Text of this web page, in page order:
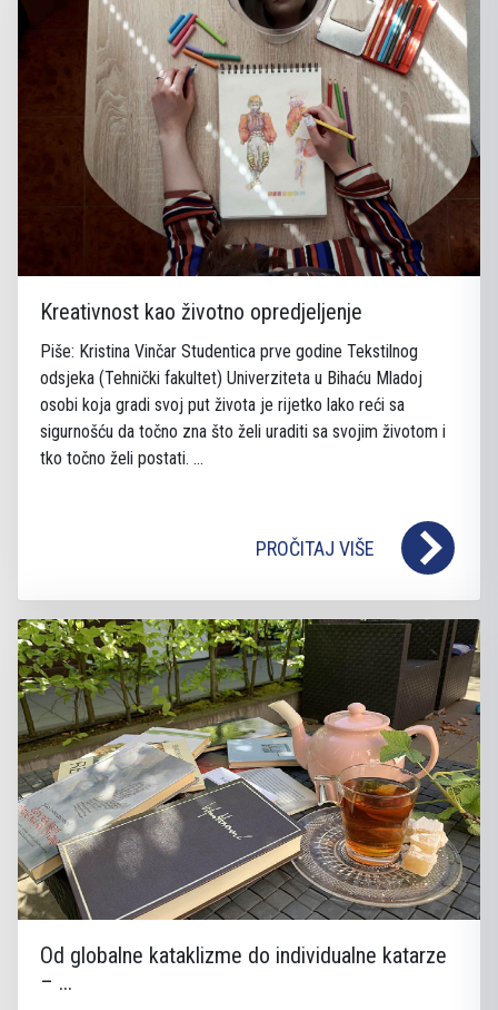
Kreativnost kao životno opredjeljenje
Piše: Kristina Vinčar Studentica prve godine Tekstilnog
odsjeka (Tehnički fakultet) Univerziteta u Bihaću Mladoj
osobi koja gradi svoj put života je rijetko lako reći sa
sigurnošću da točno zna što želi uraditi sa svojim životom i
tko točno želi postati. ...
PROČITAJ VIŠE
Od globalne kataklizme do individualne katarze
– ...